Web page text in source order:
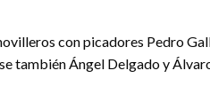
con picadores Pedro
también Ángel Delgado y